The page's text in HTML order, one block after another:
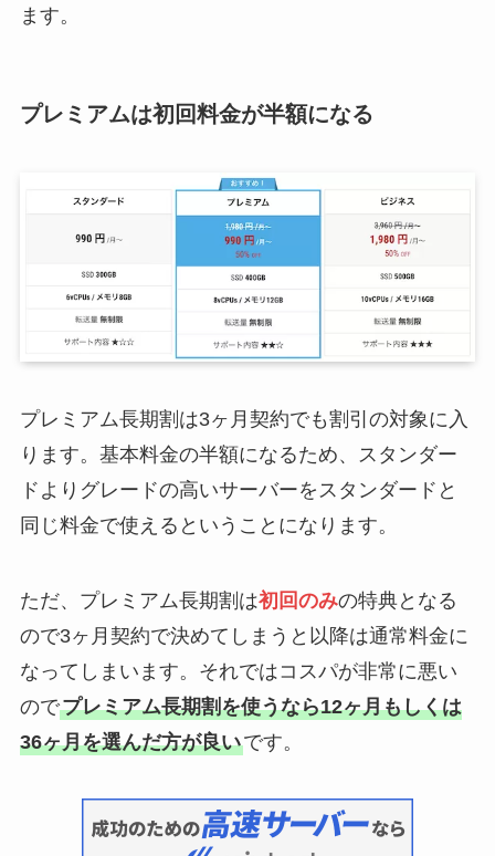
ます。
プレミアムは初回料金が半額になる
プレミアム長期割は3ヶ月契約でも割引の対象に入
ります。基本料金の半額になるため、スタンダー
ドよりグレードの高いサーバーをスタンダードと
同じ料金で使えるということになります。
ただ、プレミアム長期割は初回のみの特典となる
ので3ヶ月契約で決めてしまうと以降は通常料金に
なってしまいます。それではコスパが非常に悪い
のでプレミアム長期割を使うなら12ヶ月もしくは
36ヶ月を選んだ方が良いです。